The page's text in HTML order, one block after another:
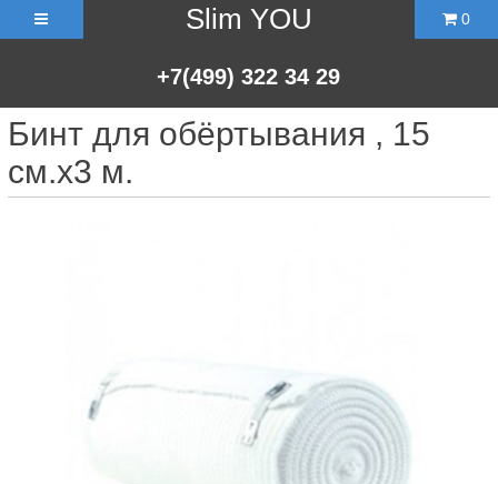
Slim YOU
+7(499) 322 34 29
0
Бинт для обёртывания , 15
см.х3 м.